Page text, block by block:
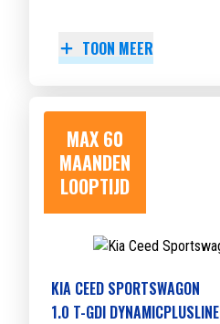
TOON MEER
MAX 60
MAANDEN
LOOPTIJD
KIA CEED SPORTSWAGON
1.0 T-GDI DYNAMICPLUSLINE